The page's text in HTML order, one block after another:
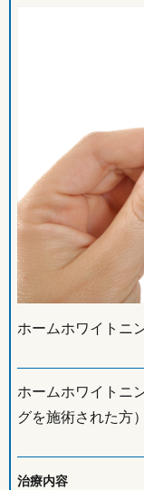
ホームホワイトニ
ホームホワイトニ
グを施術された方）
治療内容